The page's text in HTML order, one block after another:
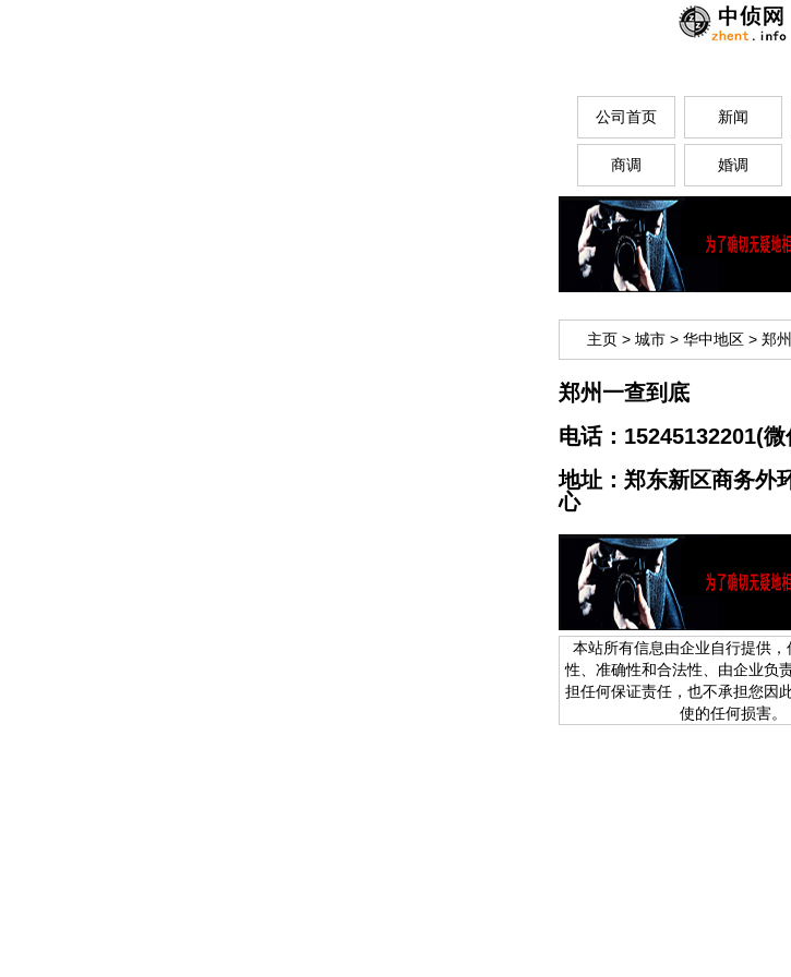
公司首页 新闻
商调 婚调
主页 > 城市 > 华中地区 > 郑州
郑州一查到底
电话： 15245132201(
地址： 郑东新区商务外
心
本站所有信息由企业自行提供
性、准确性和合法性、由企业负
担任何保证责任，也不承担您因
使的任何损害。